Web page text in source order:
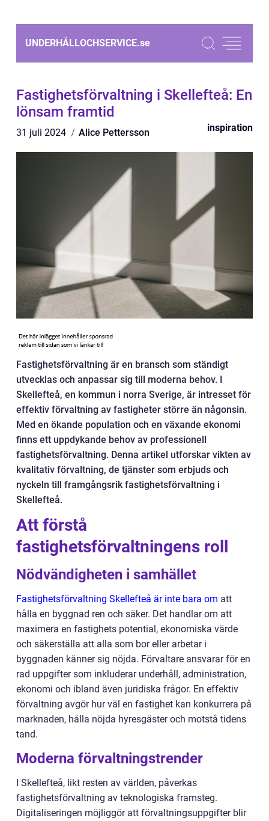
UNDERHÅLLOCHSERVICE.se
Fastighetsförvaltning i Skellefteå: En
lönsam framtid
31 juli 2024 Alice Pettersson inspiration
Fastighetsförvaltning är en bransch som ständigt
utvecklas och anpassar sig till moderna behov. I
Skellefteå, en kommun i norra Sverige, är intresset för
effektiv förvaltning av fastigheter större än någonsin.
Med en ökande population och en växande ekonomi
finns ett uppdykande behov av professionell
fastighetsförvaltning. Denna artikel utforskar vikten av
kvalitativ förvaltning, de tjänster som erbjuds och
nyckeln till framgångsrik fastighetsförvaltning i
Skellefteå.
Att förstå
fastighetsförvaltningens roll
Nödvändigheten i samhället
Fastighetsförvaltning Skellefteå är inte bara om att
hålla en byggnad ren och säker. Det handlar om att
maximera en fastighets potential, ekonomiska värde
och säkerställa att alla som bor eller arbetar i
byggnaden känner sig nöjda. Förvaltare ansvarar för en
rad uppgifter som inkluderar underhåll, administration,
ekonomi och ibland även juridiska frågor. En effektiv
förvaltning avgör hur väl en fastighet kan konkurrera på
marknaden, hålla nöjda hyresgäster och motstå tidens
tand.
Moderna förvaltningstrender
I Skellefteå, likt resten av världen, påverkas
fastighetsförvaltning av teknologiska framsteg.
Digitaliseringen möjliggör att förvaltningsuppgifter blir